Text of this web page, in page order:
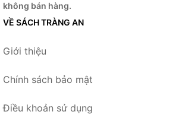
không bán hàng.
VỀ SÁCH TRÀNG AN
Giới thiệu
Chính sách bảo mật
Điều khoản sử dụng